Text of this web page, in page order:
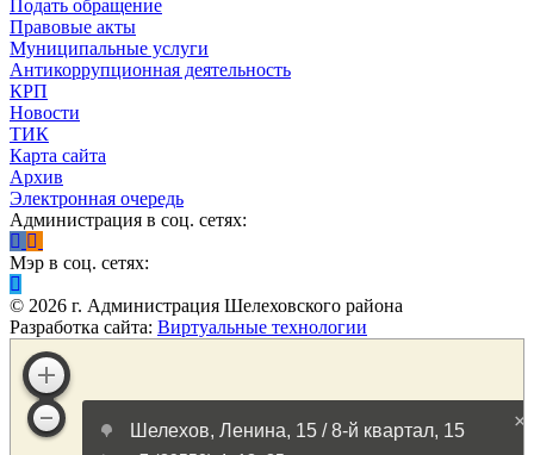
Подать обращение
Правовые акты
Муниципальные услуги
Антикоррупционная деятельность
КРП
Новости
ТИК
Карта сайта
Архив
Электронная очередь
Администрация в соц. сетях:
Мэр в соц. сетях:
© 2026 г. Администрация Шелеховского района
Разработка сайта: Виртуальные технологии